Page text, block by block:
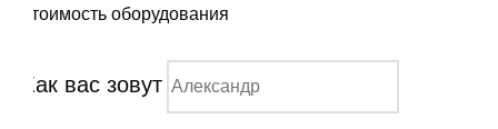
стоимость оборудования
Как вас зовут